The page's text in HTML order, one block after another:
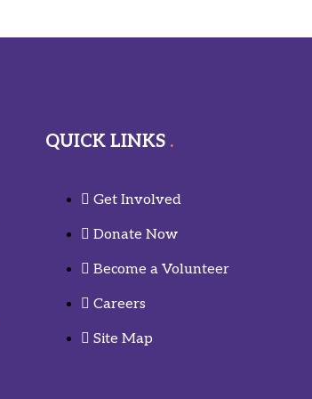
QUICK LINKS
Get Involved
Donate Now
Become a Volunteer
Careers
Site Map